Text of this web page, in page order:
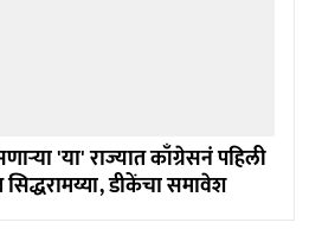
'या' राज्यात काँग्रेसनं पहिली
डीकेंचा समावेश